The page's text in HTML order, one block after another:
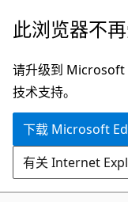
跳
主
要
内
此浏览器不再
请升级到 Microsoft
技术支持。
下载 Microsoft
有关 Internet